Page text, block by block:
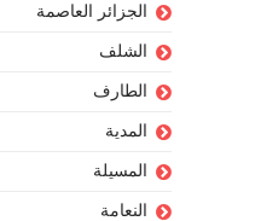
الجزائر العاصمة
الشلف
الطارف
المدية
المسيلة
النعامة